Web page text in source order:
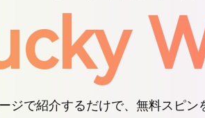
ジで紹介するだけで、無料スピン